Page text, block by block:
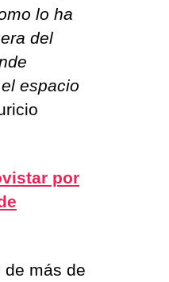
lo ha
del
espacio
por
de más de